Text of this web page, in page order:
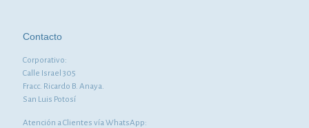
Contacto
Corporativo:
Calle Israel 305
Fracc. Ricardo B. Anaya.
San Luis Potosí
Atención a Clientes vía WhatsApp: